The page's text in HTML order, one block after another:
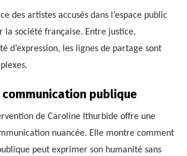
des artistes accusés dans l’espace public
la société française. Entre justice,
d’expression, les lignes de partage sont
communication publique
de Caroline Ithurbide offre une
nuancée. Elle montre comment
peut exprimer son humanité sans